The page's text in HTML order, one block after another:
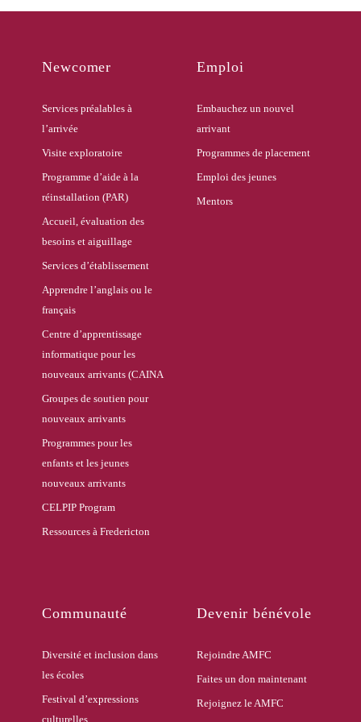
Newcomer
Services préalables à
l’arrivée
Visite exploratoire
Programme d’aide à la
réinstallation (PAR)
Accueil, évaluation des
besoins et aiguillage
Services d’établissement
Apprendre l’anglais ou le
français
Centre d’apprentissage
informatique pour les
nouveaux arrivants (CAINA
Groupes de soutien pour
nouveaux arrivants
Programmes pour les
enfants et les jeunes
nouveaux arrivants
CELPIP Program
Ressources à Fredericton
Emploi
Embauchez un nouvel
arrivant
Programmes de placement
Emploi des jeunes
Mentors
Communauté
Diversité et inclusion dans
les écoles
Festival d’expressions
culturelles
Devenir bénévole
Rejoindre AMFC
Faites un don maintenant
Rejoignez le AMFC